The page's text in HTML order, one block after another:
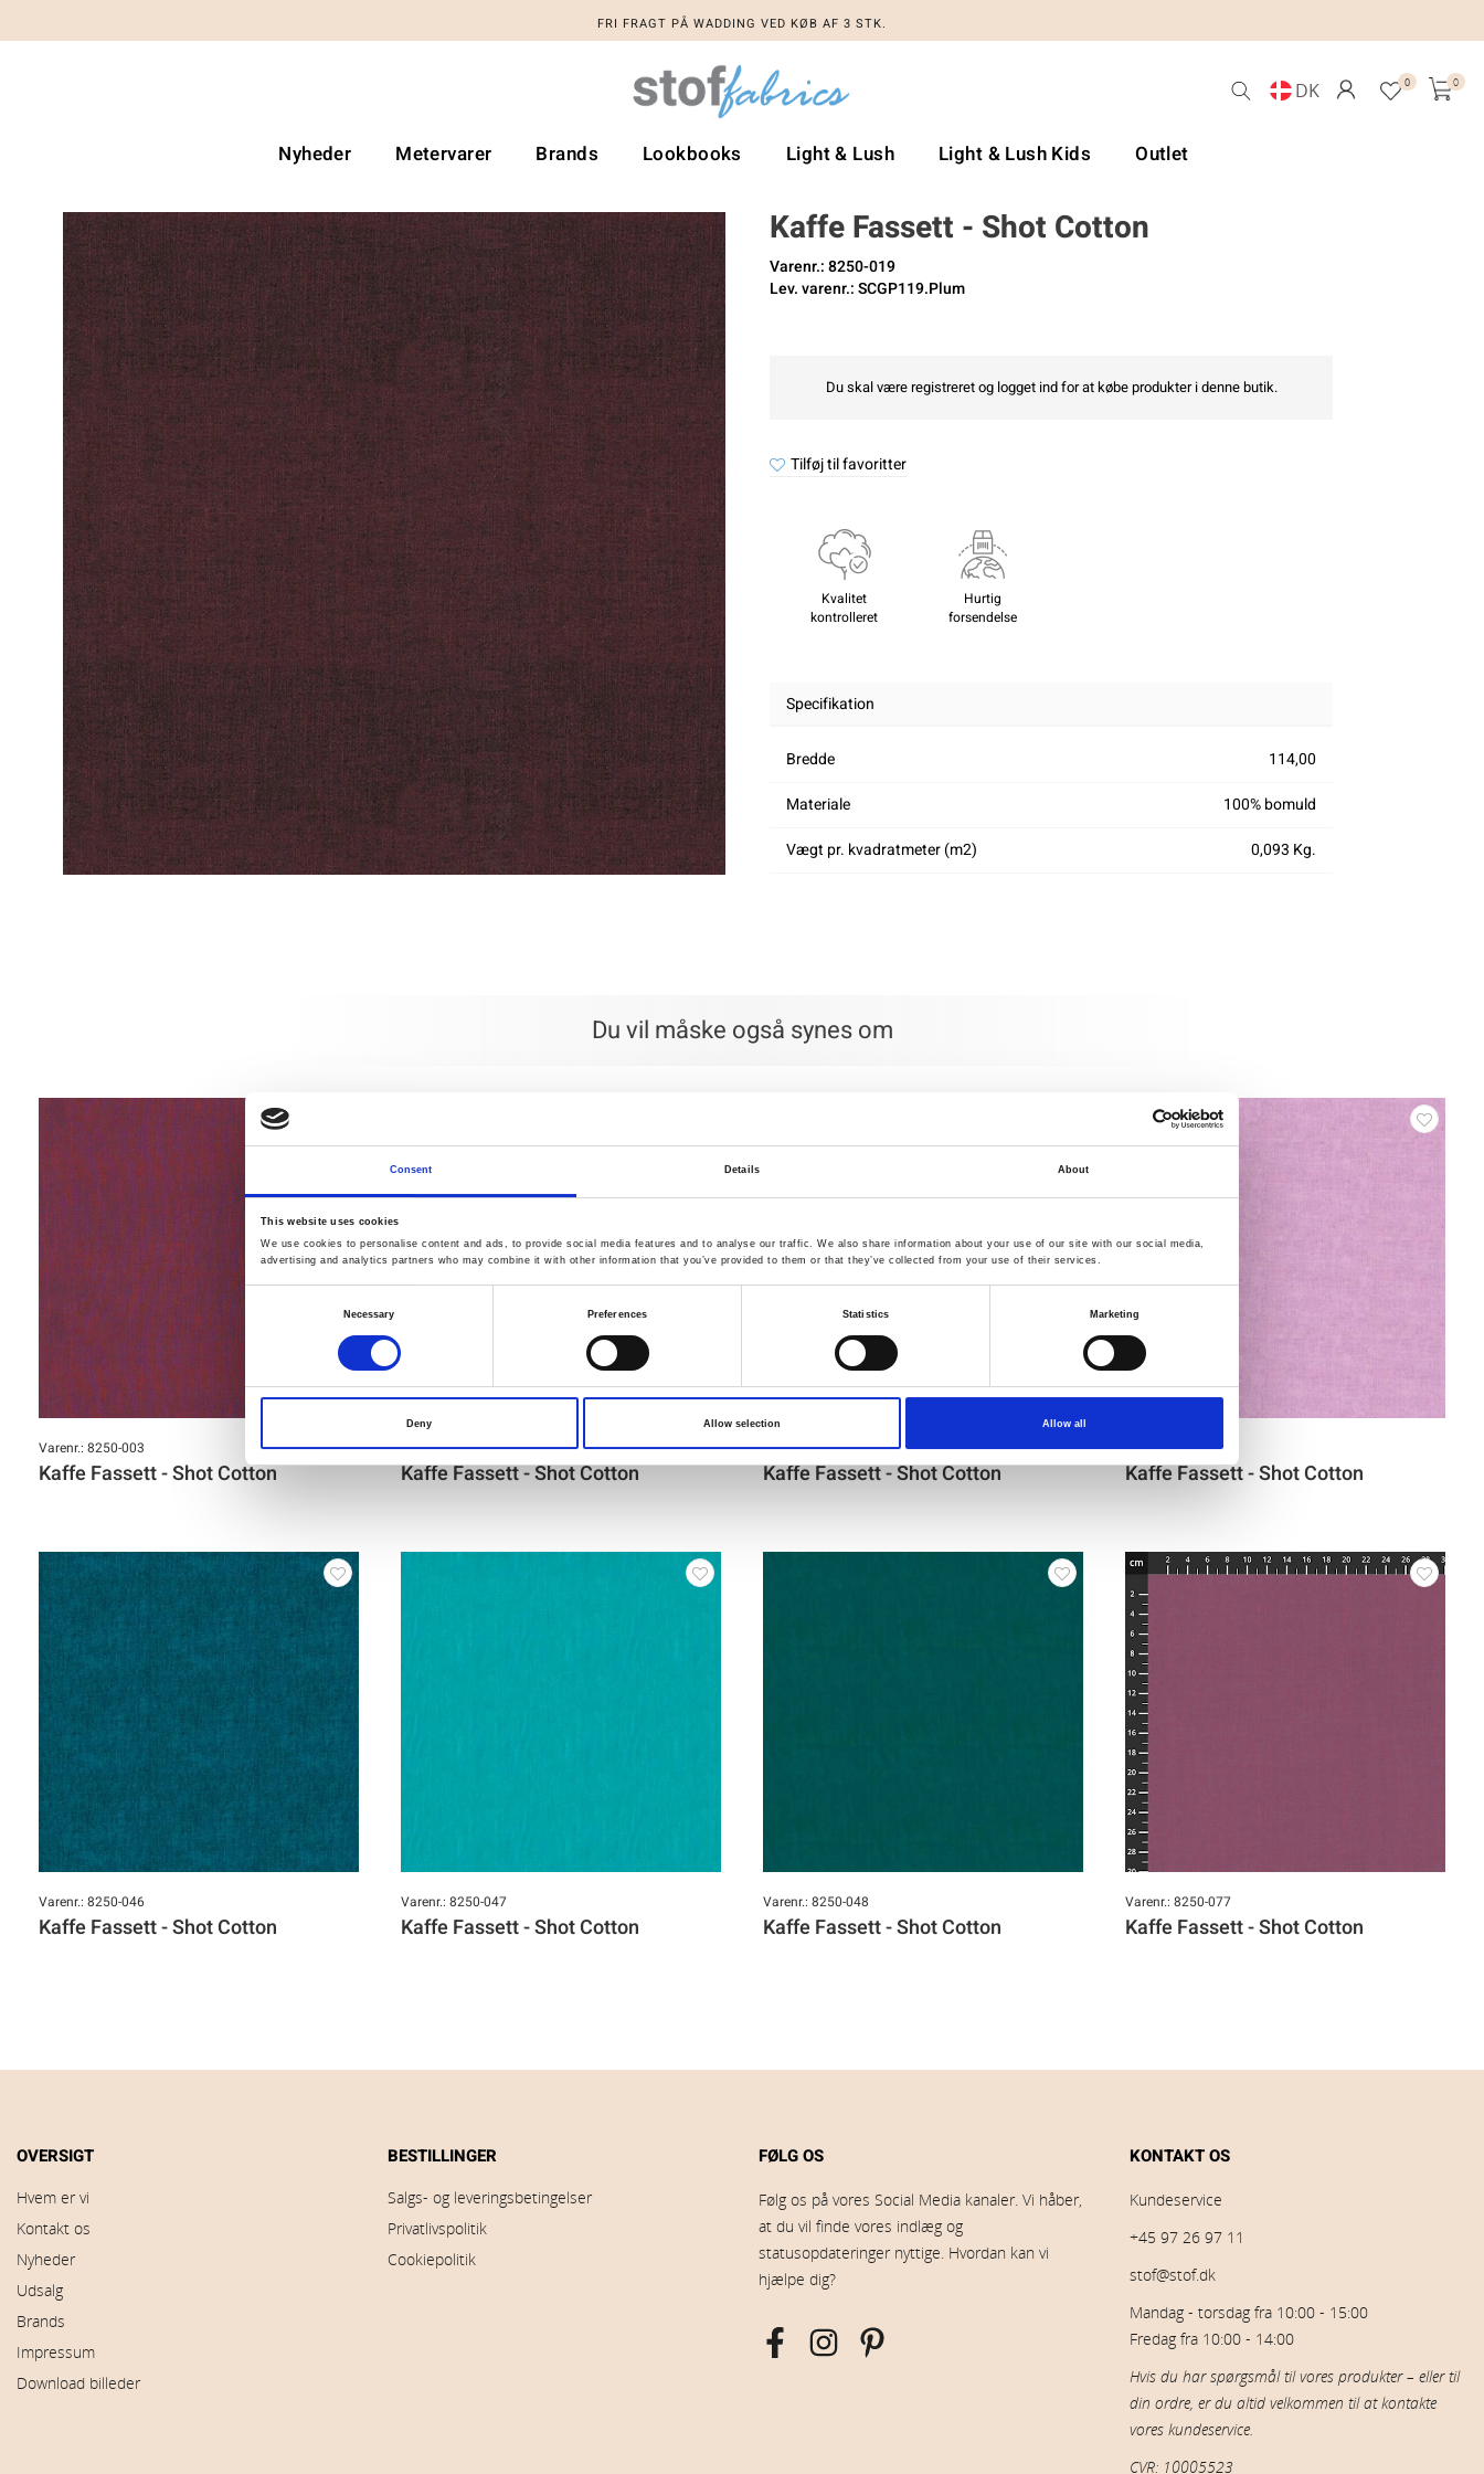
Consent Details About
This website uses cookies
We use cookies to personalise content and ads, to provide social media features and to analyse our traffic. We also share information about your use of our site with our social media,
advertising and analytics partners who may combine it with other information that you’ve provided to them or that they’ve collected from your use of their services.
Necessary Preferences Statistics Marketing
Deny Allow selection Allow all
FRI FRAGT PÅ WADDING VED KØB AF 3 STK.
FRI FRAGT PÅ WADDING VED KØB AF 3 STK.
DK 0 0
Nyheder Metervarer Brands Lookbooks Light & Lush Light & Lush Kids Outlet
Kaffe Fassett - Shot Cotton
Varenr.: 8250-019
Lev. varenr.: SCGP119.Plum
Du skal være registreret og logget ind for at købe produkter i denne butik.
Tilføj til favoritter
Kvalitet
kontrolleret
Hurtig
forsendelse
Specifikation
Bredde
114,00
Materiale
100% bomuld
Vægt pr. kvadratmeter (m2)
0,093 Kg.
Du vil måske også synes om
Varenr.: 8250-003
Kaffe Fassett - Shot Cotton
Varenr.: 8250-006
Kaffe Fassett - Shot Cotton
Varenr.: 8250-020
Kaffe Fassett - Shot Cotton
Varenr.: 8250-044
Kaffe Fassett - Shot Cotton
Varenr.: 8250-046
Kaffe Fassett - Shot Cotton
Varenr.: 8250-047
Kaffe Fassett - Shot Cotton
Varenr.: 8250-048
Kaffe Fassett - Shot Cotton
Varenr.: 8250-077
Kaffe Fassett - Shot Cotton
OVERSIGT
Hvem er vi
Kontakt os
Nyheder
Udsalg
Brands
Impressum
Download billeder
BESTILLINGER
Salgs- og leveringsbetingelser
Privatlivspolitik
Cookiepolitik
FØLG OS
Følg os på vores Social Media kanaler. Vi håber,
at du vil finde vores indlæg og
statusopdateringer nyttige. Hvordan kan vi
hjælpe dig?
KONTAKT OS
Kundeservice
+45 97 26 97 11
stof@stof.dk
Mandag - torsdag fra 10:00 - 15:00
Fredag fra 10:00 - 14:00
Hvis du har spørgsmål til vores produkter – eller til
din ordre, er du altid velkommen til at kontakte
vores kundeservice.
CVR: 10005523